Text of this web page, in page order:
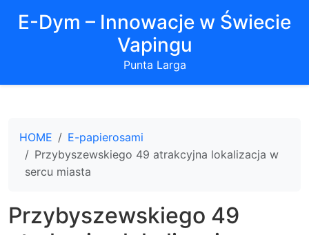
E-Dym – Innowacje w Świecie
Vapingu
Punta Larga
HOME
E-papierosami
Przybyszewskiego 49 atrakcyjna lokalizacja w
sercu miasta
Przybyszewskiego 49